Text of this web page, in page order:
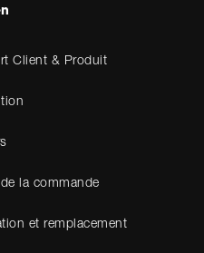
Client & Produit
la commande
et remplacement